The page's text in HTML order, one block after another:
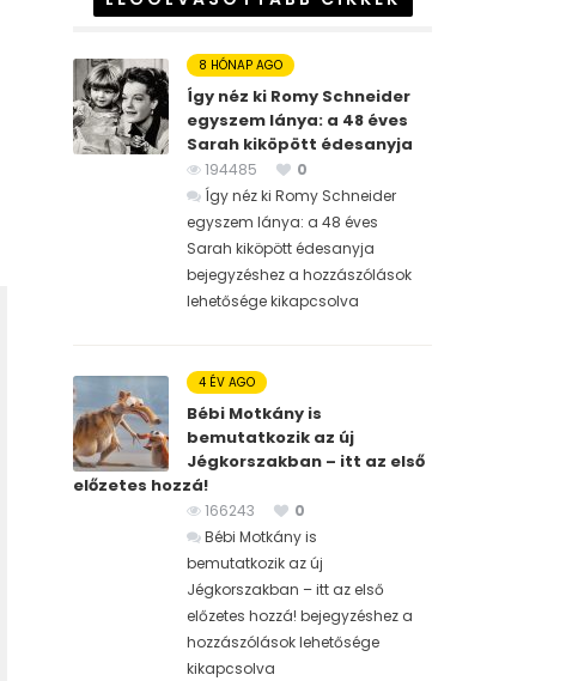
8 HÓNAP AGO
Így néz ki Romy Schneider
egyszem lánya: a 48 éves
Sarah kiköpött édesanyja
194485
0
Így néz ki Romy Schneider
egyszem lánya: a 48 éves
Sarah kiköpött édesanyja
bejegyzéshez a hozzászólások
lehetősége kikapcsolva
4 ÉV AGO
Bébi Motkány is
bemutatkozik az új
Jégkorszakban – itt az első
előzetes hozzá!
166243
0
Bébi Motkány is
bemutatkozik az új
Jégkorszakban – itt az első
előzetes hozzá! bejegyzéshez a
hozzászólások lehetősége
kikapcsolva